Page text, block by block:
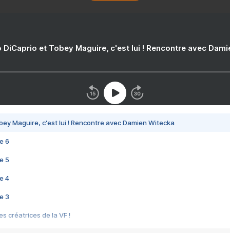
DiCaprio et Tobey Maguire, c'est lui ! Rencontre avec
Maguire, c'est lui ! Rencontre avec Damien Witecka
6
5
4
3
créatrices de la VF !